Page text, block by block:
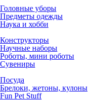
Головные уборы
Предметы одежды
Наука и хобби
Конструкторы
Научные наборы
Роботы, мини роботы
Сувениры
Посуда
Брелоки, жетоны, кулоны
Fun Pet Stuff